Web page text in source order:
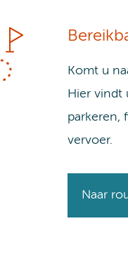
Komt u
Hier vindt
parkeren,
vervoer.
Naar